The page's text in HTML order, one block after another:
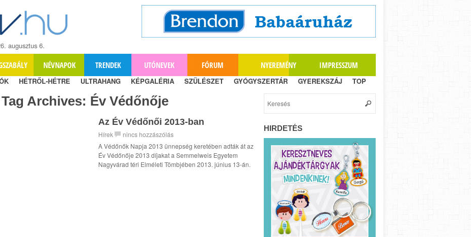
augusztus 6.
NÉVNAPOK TRENDEK UTÓNEVEK FÓRUM NYEREMÉNY IMPRESSZUM
HÉTRŐL-HÉTRE ULTRAHANG KÉPGALÉRIA SZÜLÉSZET GYÓGYSZERTÁR GYEREKSZÁJ TOP
Tag Archives: Év Védőnője
Az Év Védőnői 2013-ban
Hírek
nincs hozzászólás
A Védőnők Napja 2013 ünnepség keretében adták át az
Év Védőnője 2013 díjakat a Semmelweis Egyetem
Nagyvárad téri Elméleti Tömbjében 2013. június 13-án.
HIRDETÉS